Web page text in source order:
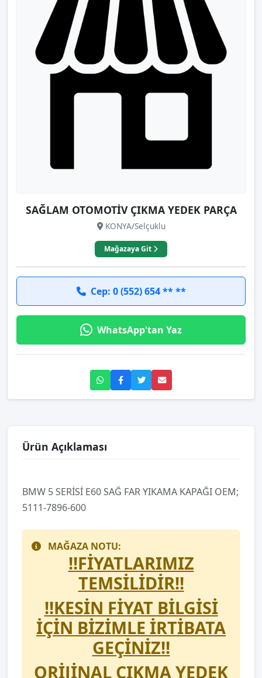
SAĞLAM OTOMOTİV ÇIKMA YEDEK PARÇA
KONYA/Selçuklu
Mağazaya Git
Cep: 0 (552) 654 ** **
WhatsApp'tan Yaz
Ürün Açıklaması
BMW 5 SERİSİ E60 SAĞ FAR YIKAMA KAPAĞI OEM;
5111-7896-600
MAĞAZA NOTU:
!!FİYATLARIMIZ
TEMSİLİDİR!!
!!KESİN FİYAT BİLGİSİ
İÇİN BİZİMLE İRTİBATA
GEÇİNİZ!!
ORİJİNAL ÇIKMA YEDEK